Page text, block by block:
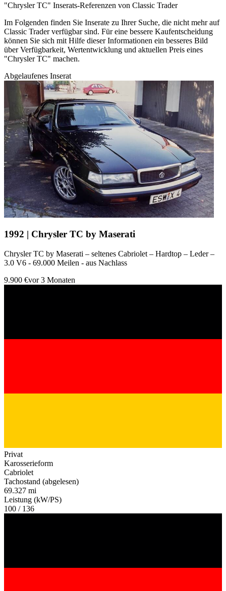
"Chrysler TC" Inserats-Referenzen von Classic Trader
Im Folgenden finden Sie Inserate zu Ihrer Suche, die nicht mehr auf
Classic Trader verfügbar sind. Für eine bessere Kaufentscheidung
können Sie sich mit Hilfe dieser Informationen ein besseres Bild
über Verfügbarkeit, Wertentwicklung und aktuellen Preis eines
"Chrysler TC" machen.
Abgelaufenes Inserat
1992 | Chrysler TC by Maserati
Chrysler TC by Maserati – seltenes Cabriolet – Hardtop – Leder –
3.0 V6 - 69.000 Meilen - aus Nachlass
9.900 €vor 3 Monaten
Privat
Karosserieform
Cabriolet
Tachostand (abgelesen)
69.327 mi
Leistung (kW/PS)
100 / 136